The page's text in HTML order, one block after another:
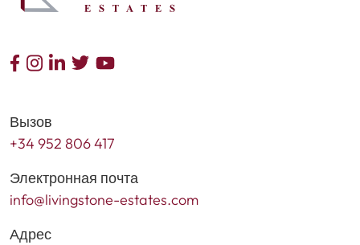
Вызов
+34 952 806 417
Электронная почта
info@livingstone-estates.com
Адрес